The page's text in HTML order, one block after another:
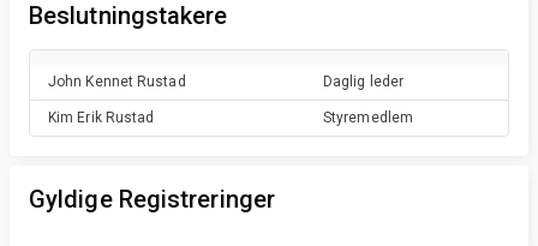
Beslutningstakere
John Kennet Rustad Daglig leder
Kim Erik Rustad Styremedlem
Gyldige Registreringer